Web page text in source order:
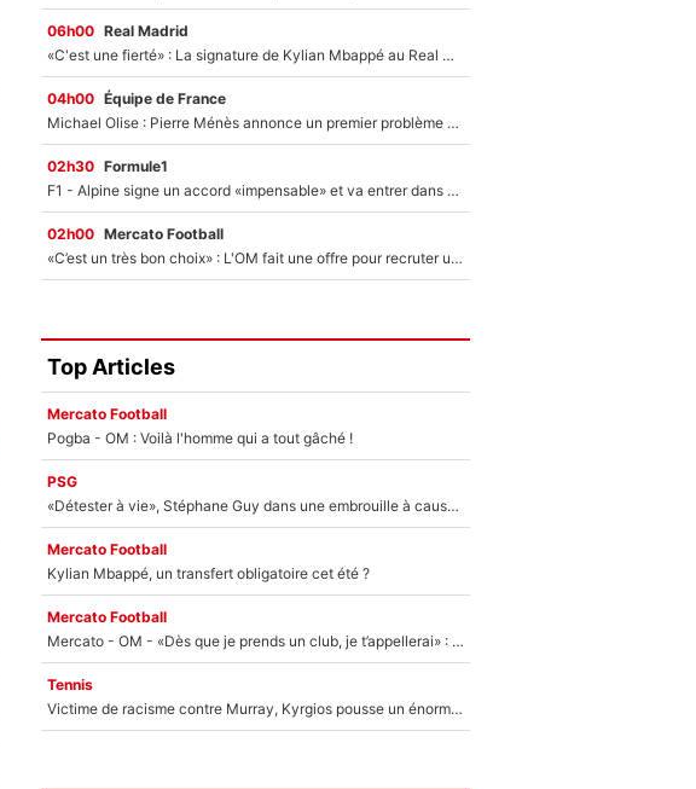
06h00 Real Madrid
«C'est une fierté» : La signature de Kylian Mbappé au Real Madrid continue de régaler l'Espagne
04h00 Équipe de France
Michael Olise : Pierre Ménès annonce un premier problème pour Zinedine Zidane en équipe de France
02h30 Formule1
F1 - Alpine signe un accord «impensable» et va entrer dans une nouvelle dimension : Grande nouvelle pour Pierre Gasly !
02h00 Mercato Football
«C’est un très bon choix» : L'OM fait une offre pour recruter un ancien joueur du PSG... et c'est validé dans l'After Foot !
Top Articles
Mercato Football
Pogba - OM : Voilà l'homme qui a tout gâché !
PSG
«Détester à vie», Stéphane Guy dans une embrouille à cause du PSG !
Mercato Football
Kylian Mbappé, un transfert obligatoire cet été ?
Mercato Football
Mercato - OM - «Dès que je prends un club, je t’appellerai» : La promesse de Marcelino au moment de claquer la porte
Tennis
Victime de racisme contre Murray, Kyrgios pousse un énorme coup de gueule !